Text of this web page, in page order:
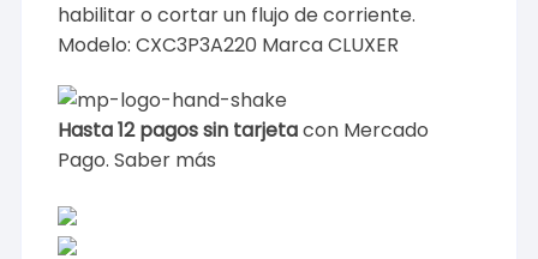
habilitar o cortar un flujo de corriente.
Modelo: CXC3P3A220 Marca CLUXER
Hasta 12 pagos sin tarjetacon Mercado
Pago. Saber más